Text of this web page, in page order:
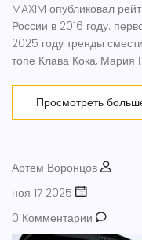
MAXIM опубликовал
России в 2016 году:
2025 году тренды
топе Клава Кока, Мария
Просмотреть
Артем Воронцов
ноя 17 2025
0 Комментарии